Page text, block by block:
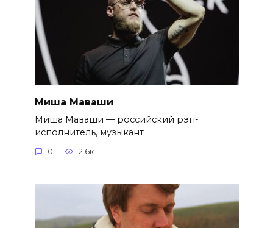
Миша Маваши
Миша Маваши — российский рэп-
исполнитель, музыкант
0 2.6к.